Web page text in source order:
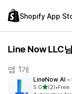
Shopify App
Line Now LLC
앱 1개
LineNow AI
5.0별 5개 중
(2)
총 리뷰 2개
•Free